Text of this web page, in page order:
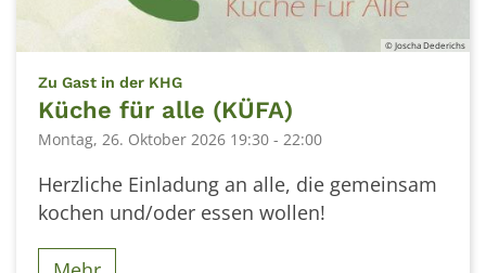
© Joscha Dederichs
Zu Gast in der KHG:
Küche für alle (KÜFA)
Montag, 26. Oktober 2026 19:30 - 22:00
Herzliche Einladung an alle, die gemeinsam
kochen und/oder essen wollen!